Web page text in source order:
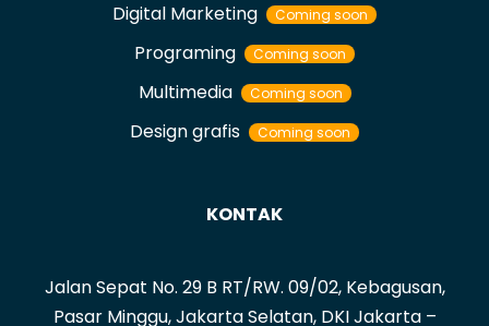
Digital Marketing
Coming soon
Programing Coming soon
Multimedia Coming soon
Design grafis Coming soon
KONTAK
Jalan Sepat No. 29 B RT/RW. 09/02, Kebagusan,
Pasar Minggu, Jakarta Selatan, DKI Jakarta –